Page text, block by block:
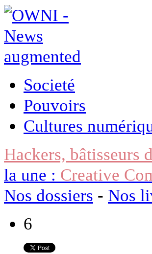
Societé
Pouvoirs
Cultures
Hackers, bâtisseurs
la une : Creative
Nos dossiers - Nos
6